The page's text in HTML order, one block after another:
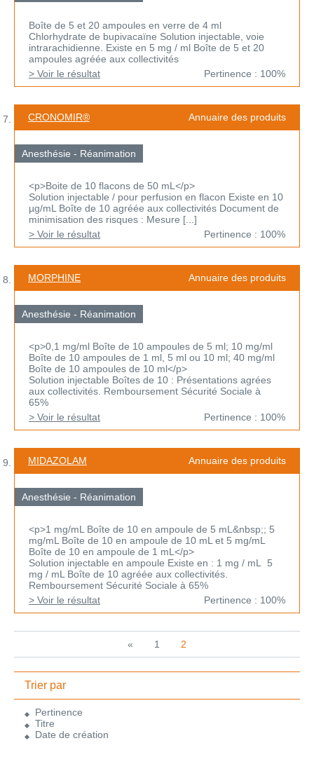
Boîte de 5 et 20 ampoules en verre de 4 ml
Chlorhydrate de bupivacaïne Solution injectable, voie
intrarachidienne. Existe en 5 mg / ml Boîte de 5 et 20
ampoules agréée aux collectivités
> Voir le résultat
Pertinence : 100%
CRONOMIR® Annuaire des produits
Anesthésie - Réanimation
<p>Boite de 10 flacons de 50 mL</p>
Solution injectable / pour perfusion en flacon Existe en 10
µg/mL Boîte de 10 agréée aux collectivités Document de
minimisation des risques : Mesure [...]
> Voir le résultat
Pertinence : 100%
MORPHINE Annuaire des produits
Anesthésie - Réanimation
<p>0,1 mg/ml Boîte de 10 ampoules de 5 ml; 10 mg/ml
Boîte de 10 ampoules de 1 ml, 5 ml ou 10 ml; 40 mg/ml
Boîte de 10 ampoules de 10 ml</p>
Solution injectable Boîtes de 10 : Présentations agrées
aux collectivités. Remboursement Sécurité Sociale à
65%
> Voir le résultat
Pertinence : 100%
MIDAZOLAM Annuaire des produits
Anesthésie - Réanimation
<p>1 mg/mL Boîte de 10 en ampoule de 5 mL&nbsp;; 5
mg/mL Boîte de 10 en ampoule de 10 mL et 5 mg/mL
Boîte de 10 en ampoule de 1 mL</p>
Solution injectable en ampoule Existe en : 1 mg / mL 5
mg / mL Boîte de 10 agréée aux collectivités.
Remboursement Sécurité Sociale à 65%
> Voir le résultat
Pertinence : 100%
« 1 2
Trier par
Pertinence
Titre
Date de création